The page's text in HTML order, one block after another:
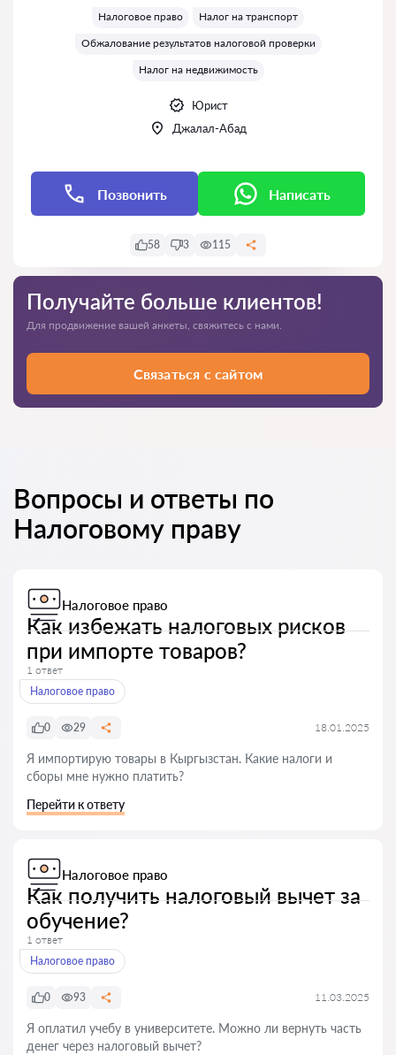
Налоговое право
Налог на транспорт
Обжалование результатов налоговой проверки
Налог на недвижимость
Юрист
Джалал-Абад
Позвонить Написать
58 3 115
Получайте больше клиентов!
Для продвижение вашей анкеты, свяжитесь с нами.
Связаться с сайтом
Вопросы и ответы по
Налоговому праву
Налоговое право
Как избежать налоговых рисков
при импорте товаров?
1 ответ
Налоговое право
0 29 18.01.2025
Я импортирую товары в Кыргызстан. Какие налоги и
сборы мне нужно платить?
Перейти к ответу
Налоговое право
Как получить налоговый вычет за
обучение?
1 ответ
Налоговое право
0 93 11.03.2025
Я оплатил учебу в университете. Можно ли вернуть часть
денег через налоговый вычет?